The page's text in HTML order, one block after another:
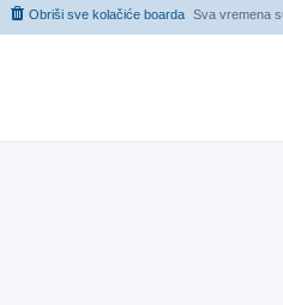
Sva vremena
Obriši sve kolačiće boarda